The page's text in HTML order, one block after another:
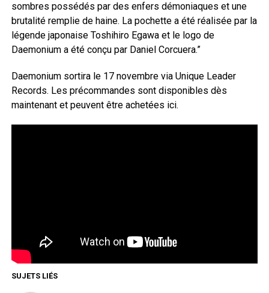
sombres possédés par des enfers démoniaques et une
brutalité remplie de haine. La pochette a été réalisée par la
légende japonaise Toshihiro Egawa et le logo de
Daemonium a été conçu par Daniel Corcuera.”
Daemonium sortira le 17 novembre via Unique Leader
Records. Les précommandes sont disponibles dès
maintenant et peuvent être achetées ici.
SUJETS LIÉS